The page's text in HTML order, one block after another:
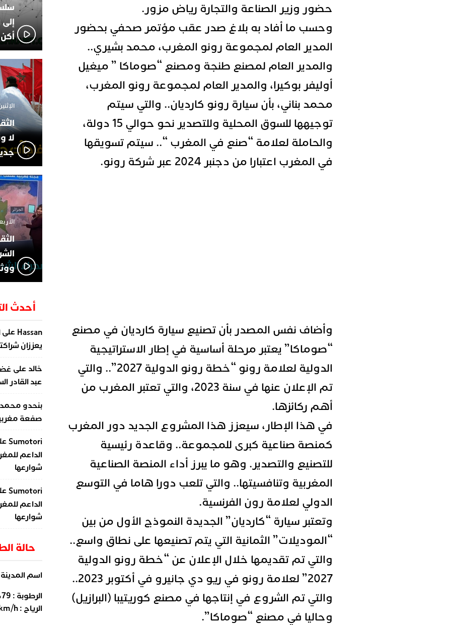
حضور وزير الصناعة والتجارة رياض مزور.
وحسب ما أفاد به بلاغ صدر عقب مؤتمر صحفي بحضور
المدير العام لمجموعة رونو المغرب، محمد بشيري..
والمدير العام لمصنع طنجة ومصنع “صوماكا ” ميغيل
أوليفر بوكيرا، والمدير العام لمجموعة رونو المغرب،
محمد بناني، بأن سيارة رونو كارديان.. والتي سيتم
توجيهها للسوق المحلية وللتصدير نحو حوالي 15 دولة،
والحاملة لعلامة “صنع في المغرب “.. سيتم تسويقها
في المغرب اعتبارا من دجنبر 2024 عبر شركة رونو.
وأضاف نفس المصدر بأن تصنيع سيارة كارديان في مصنع
“صوماكا” يعتبر مرحلة أساسية في إطار الاستراتيجية
الدولية لعلامة رونو “خطة رونو الدولية 2027”.. والتي
تم الإعلان عنها في سنة 2023، والتي تعتبر المغرب من
أهم ركائزها.
في هذا الإطار، سيعزز هذا المشروع الجديد دور المغرب
كمنصة صناعية كبرى للمجموعة.. وقاعدة رئيسية
للتصنيع والتصدير. وهو ما يبرز أداء المنصة الصناعية
المغربية وتنافسيتها.. والتي تلعب دورا هاما في التوسع
الدولي لعلامة رون الفرنسية.
وتعتبر سيارة “كارديان” الجديدة النموذج الأول من بين
“الموديلات” الثمانية التي يتم تصنيعها على نطاق واسع..
والتي تم تقديمها خلال الإعلان عن “خطة رونو الدولية
2027” لعلامة رونو في ريو دي جانيرو في أكتوبر 2023..
والتي تم الشروع في إنتاجها في مصنع كوريتيبا (البرازيل)
وحاليا في مصنع “صوماكا”.
14:37
لاعبوا
الإثنين 18 نوفمبر
لا
الأربعاء 13
أحدث
Hassan على
يعززان
خالد على
عبد القادر
بنحدو محمد
صفعة
Sumotori
الداعم
شوارعها
Sumotori
الداعم
شوارعها
حالة
اسم المدينة
الرطوبة : 79
الرياح :h